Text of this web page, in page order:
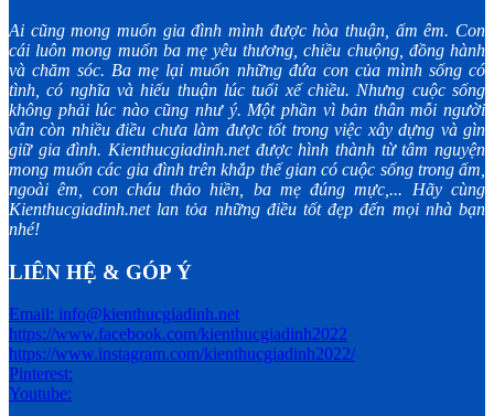
Ai cũng mong muốn gia đình mình được hòa thuận, ấm êm. Con
cái luôn mong muốn ba mẹ yêu thương, chiều chuộng, đồng hành
và chăm sóc. Ba mẹ lại muốn những đứa con của mình sống có
tình, có nghĩa và hiếu thuận lúc tuổi xế chiều. Nhưng cuộc sống
không phải lúc nào cũng như ý. Một phần vì bản thân mỗi người
vẫn còn nhiều điều chưa làm được tốt trong việc xây dựng và gìn
giữ gia đình. Kienthucgiadinh.net được hình thành từ tâm nguyện
mong muốn các gia đình trên khắp thế gian có cuộc sống trong ấm,
ngoài êm, con cháu thảo hiền, ba mẹ đúng mực,... Hãy cùng
Kienthucgiadinh.net lan tỏa những điều tốt đẹp đến mọi nhà bạn
nhé!
LIÊN HỆ & GÓP Ý
Email: info@kienthucgiadinh.net
https://www.facebook.com/kienthucgiadinh2022
https://www.instagram.com/kienthucgiadinh2022/
Pinterest:
Youtube: